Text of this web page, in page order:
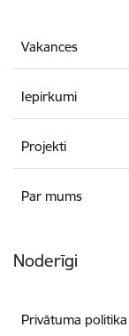
Vakances
Iepirkumi
Projekti
Par mums
Noderīgi
Privātuma politika